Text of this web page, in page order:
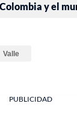
y el
Valle
PUBLICIDAD